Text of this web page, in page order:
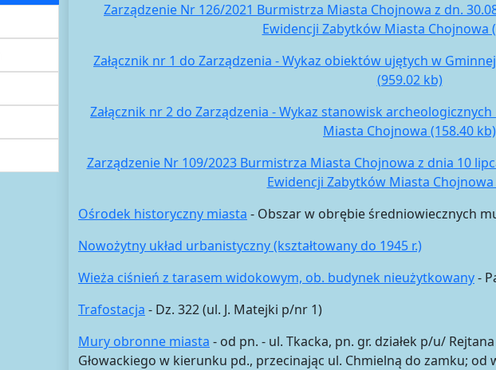
Zarządzenie Nr 126/2021 Burmistrza Miasta Chojnowa z dn.
Ewidencji Zabytków Miasta Chojnowa
Załącznik nr 1 do Zarządzenia - Wykaz obiektów ujętych w
(959.02 kb)
Załącznik nr 2 do Zarządzenia - Wykaz stanowisk
Miasta Chojnowa (158.40 kb)
Zarządzenie Nr 109/2023 Burmistrza Miasta Chojnowa z dnia 10
Ewidencji Zabytków Miasta Chojnowa
Ośrodek historyczny miasta - Obszar w obrębie średniowiecznych
Nowożytny układ urbanistyczny (kształtowany do 1945 r.)
Wieża ciśnień z tarasem widokowym, ob. budynek nieużytkowany-
Trafostacja - Dz. 322 (ul. J. Matejki p/nr 1)
Mury obronne miasta - od pn. - ul. Tkacka, pn. gr. działek p/u/
Głowackiego w kierunku pd., przecinając ul. Chmielną do zamku; od